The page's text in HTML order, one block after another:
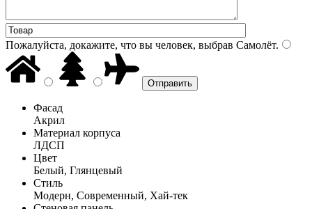
Пожалуйста, докажите, что вы человек, выбрав Самолёт.
Фасад
Акрил
Материал корпуса
ЛДСП
Цвет
Белый, Глянцевый
Стиль
Модерн, Современный, Хай-тек